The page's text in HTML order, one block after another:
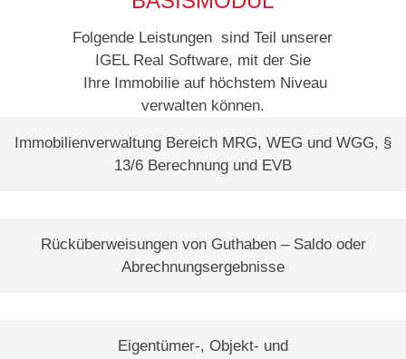
Folgende Leistungen sind Teil unserer
IGEL Real Software, mit der Sie
Ihre Immobilie auf höchstem Niveau
verwalten können.
Immobilienverwaltung Bereich MRG, WEG und WGG, §
13/6 Berechnung und EVB
Rücküberweisungen von Guthaben – Saldo oder
Abrechnungsergebnisse
Eigentümer-, Objekt- und